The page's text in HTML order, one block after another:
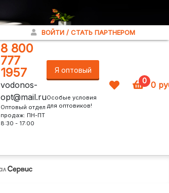
ВОЙТИ / СТАТЬ ПАРТНЕРОМ
8 800
777
1957
vodonos-
opt@mail.ru
Оптовый отдел
продаж: ПН-ПТ
8:30 - 17:00
Я оптовый
Особые условия
для оптовиков!
0 0